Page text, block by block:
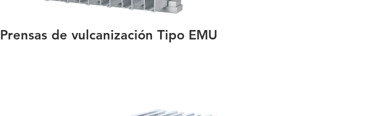
Prensas de vulcanización Tipo EMU